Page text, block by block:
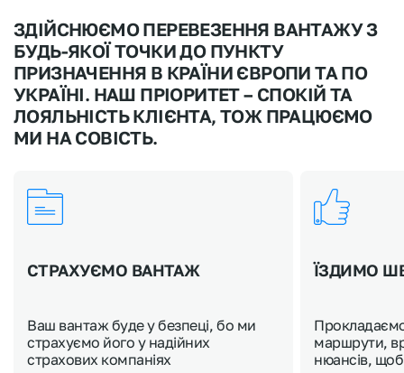
ЗДІЙСНЮЄМО ПЕРЕВЕЗЕННЯ ВАНТАЖУ З
БУДЬ-ЯКОЇ ТОЧКИ ДО ПУНКТУ
ПРИЗНАЧЕННЯ В КРАЇНИ ЄВРОПИ ТА ПО
УКРАЇНІ. НАШ ПРІОРИТЕТ – СПОКІЙ ТА
ЛОЯЛЬНІСТЬ КЛІЄНТА, ТОЖ ПРАЦЮЄМО
МИ НА СОВІСТЬ.
СТРАХУЄМО ВАНТАЖ
Ваш вантаж буде у безпеці, бо ми
страхуємо його у надійних
страхових компаніях
ЇЗДИМО
маршрути,
нюансів,